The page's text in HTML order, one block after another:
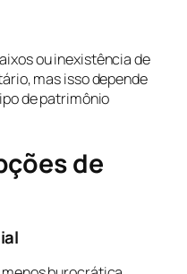
ou inexistência de
mas isso depende
de patrimônio
de